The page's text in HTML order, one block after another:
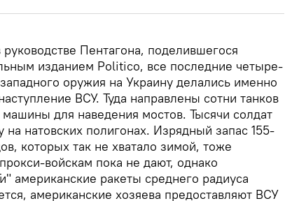
Пентагона, поделившегося
изданием Politico, все последние четыре-
оружия на Украину делались именно
ВСУ. Туда направлены сотни танков
для наведения мостов. Тысячи солдат
натовских полигонах. Изрядный запас 155-
которых так не хватало зимой, тоже
войскам пока не дают, однако
американские ракеты среднего радиуса
американские хозяева предоставляют ВСУ